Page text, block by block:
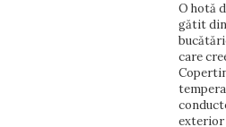
O hotă
gătit din
care
exterior